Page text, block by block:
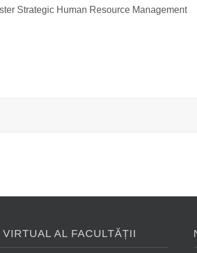
Strategic Human Resource Management
AL FACULTĂȚII